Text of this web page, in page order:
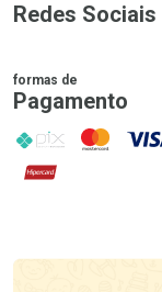
Redes Sociais
formas de
Pagamento
PIX MasterCard
VISA
Hipercard
Promoção